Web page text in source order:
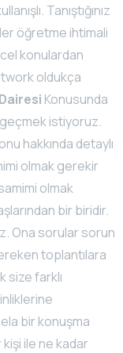
Tanıştığınız
öğretme ihtimali
konulardan
oldukça
Konusunda
istiyoruz.
hakkında detaylı
olmak gerekir
olmak
bir biridir.
Ona sorular sorun
toplantılara
size farklı
bir konuşma
kişi ile ne kadar